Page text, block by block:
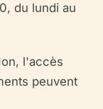
du lundi au
l'accès
peuvent